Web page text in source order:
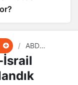
ABD
Büyükelçisi:
Normalleşm
esine
İsrail